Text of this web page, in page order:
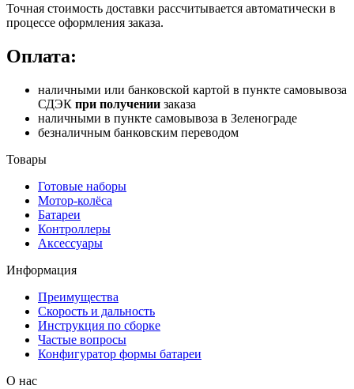
Точная стоимость доставки рассчитывается автоматически в
процессе оформления заказа.
Оплата:
наличными или банковской картой в пункте самовывоза
СДЭК при получении заказа
наличными в пункте самовывоза в Зеленограде
безналичным банковским переводом
Товары
Готовые наборы
Мотор-колёса
Батареи
Контроллеры
Аксессуары
Информация
Преимущества
Скорость и дальность
Инструкция по сборке
Частые вопросы
Конфигуратор формы батареи
О нас